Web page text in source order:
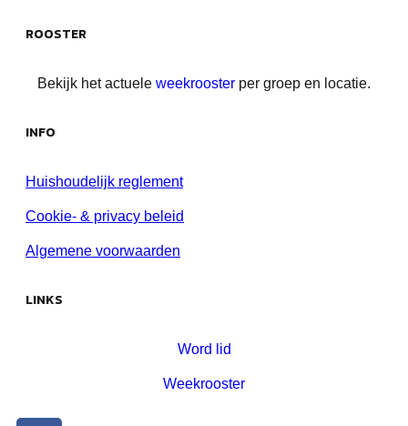
ROOSTER
Bekijk het actuele weekrooster per groep en locatie.
INFO
Huishoudelijk reglement
Cookie- & privacy beleid
Algemene voorwaarden
LINKS
Word lid
Weekrooster